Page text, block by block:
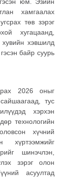
юм. Эзийн
хамгаалах
төв зэрэг
хугацаанд,
хувийн хэвшилд
байр суурь
2026 оныг
тус
хэрхэн
технологийн
хүчний
хүртээмжийг
шинэчлэн,
зэрэг олон
асуултад